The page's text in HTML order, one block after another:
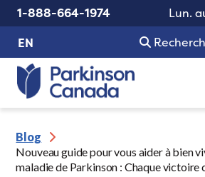
1-888-664-1974
Lun.
EN
Blog
Nouveau guide pour vous aider à bien
maladie de Parkinson : Chaque